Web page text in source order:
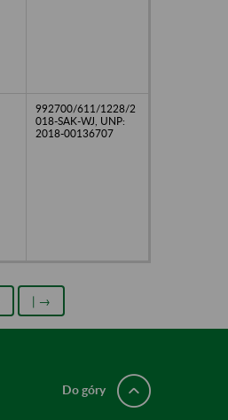
992700/611/1228/2
018-SAK-WJ, UNP:
2018-00136707
| →
Do góry